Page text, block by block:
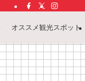
オススメ観光スポット